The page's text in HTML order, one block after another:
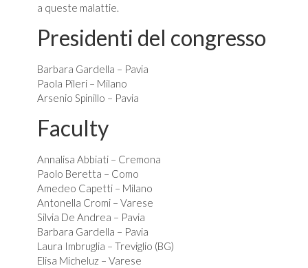
a queste malattie.
Presidenti del congresso
Barbara Gardella – Pavia
Paola Pileri – Milano
Arsenio Spinillo – Pavia
Faculty
Annalisa Abbiati – Cremona
Paolo Beretta – Como
Amedeo Capetti – Milano
Antonella Cromi – Varese
Silvia De Andrea – Pavia
Barbara Gardella – Pavia
Laura Imbruglia – Treviglio (BG)
Elisa Micheluz – Varese